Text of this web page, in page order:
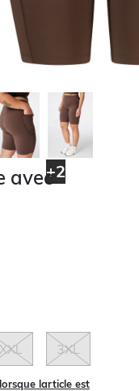
+2
avec
XXL 3XL
larticle est